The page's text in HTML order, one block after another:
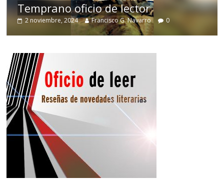
Temprano oficio de lector
2 noviembre, 2024 Francisco G. Navarro 0